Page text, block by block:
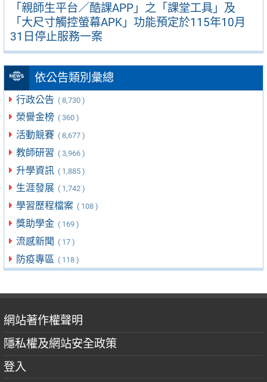
「親師生平台／酷課APP」之「課堂工具」及
「大尺寸觸控螢幕APK」功能預定於115年10月
31日停止服務一案
依公告類別彙總
行政公告 ( 8,730 )
榮譽金榜 ( 360 )
活動競賽 ( 8,677 )
教師研習 ( 3,966 )
升學資訊 ( 1,885 )
生涯發展 ( 1,742 )
學習歷程檔案 ( 108 )
獎助學金 ( 169 )
流感新聞 ( 17 )
防疫專區 ( 118 )
網站著作權聲明
隱私權及網站安全政策
登入